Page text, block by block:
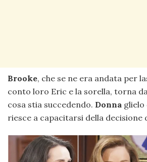
Brooke, che se ne era andata per
conto loro Eric e la sorella, torna
cosa stia succedendo. Donna glielo
riesce a capacitarsi della decisione